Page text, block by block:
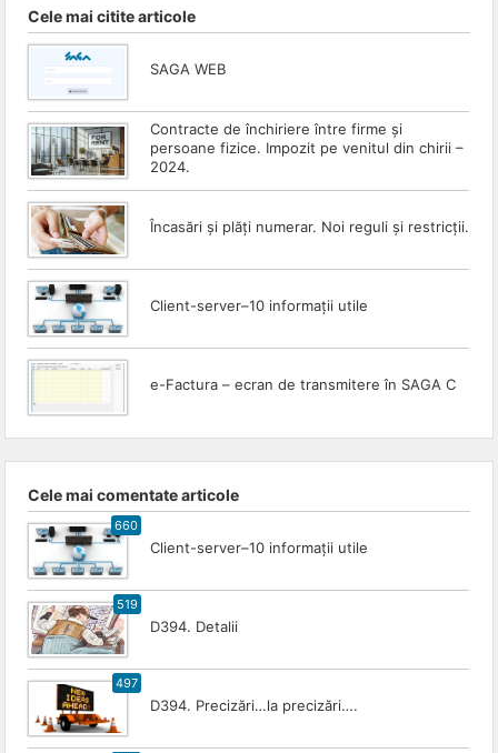
Cele mai citite articole
SAGA WEB
Contracte de închiriere între firme și
persoane fizice. Impozit pe venitul din chirii –
2024.
Încasări și plăți numerar. Noi reguli și restricții.
Client-server–10 informații utile
e-Factura – ecran de transmitere în SAGA C
Cele mai comentate articole
660
Client-server–10 informații utile
519
D394. Detalii
497
D394. Precizări…la precizări….